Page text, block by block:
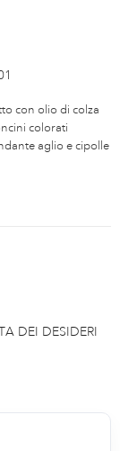
con olio di colza
colorati
aglio e cipolle
DEI DESIDERI